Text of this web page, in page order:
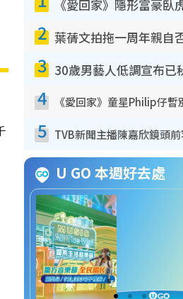
2
3
4
5
U GO 本週好去處